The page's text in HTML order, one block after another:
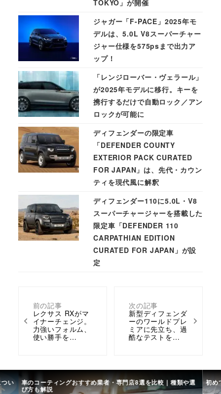
前の記事
レクサス RXがマ
イナーチェンジ。
力強いフォルム、
使い勝手を…
次の記事
新型ディフェンダ
ーのワールドプレ
ミアに先立ち、過
酷なテストを…
TOKYO」が開催
ジャガー「F-PACE」2025年モ
デルは、5.0L V8スーパーチャー
ジャー仕様を575psまで出力ア
ップ！
「レンジローバー・ヴェラール」
が2025年モデルに移行。キーを
携行するだけで自動ロック／アン
ロックが可能に
ディフェンダーの限定車
「DEFENDER COUNTY
EXTERIOR PACK CURATED
FOR JAPAN」は、先代・カウン
ティを現代風に解釈
ディフェンダー110に5.0L・V8
スーパーチャージャーを搭載した
限定車「DEFENDER 110
CARPATHIAN EDITION
CURATED FOR JAPAN」が設
定
い 車のコーティングおすすめ業者・専門店8選を比較｜種類や選
び方も解説
初め